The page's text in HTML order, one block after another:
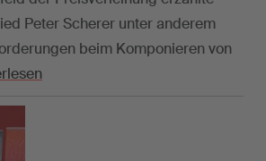
Peter Scherer unter anderem
beim Komponieren von